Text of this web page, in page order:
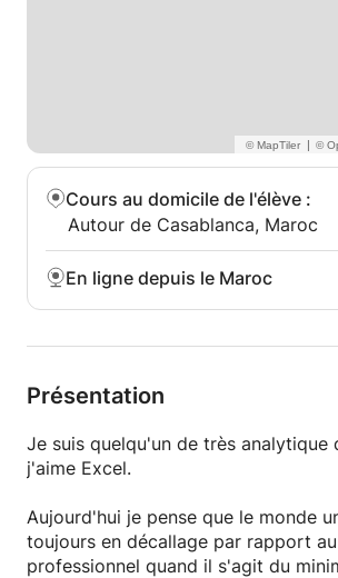
|
Cours au domicile de l'élève :
Autour de Casablanca, Maroc
En ligne depuis le Maroc
Présentation
Je suis quelqu'un de très analytique
j'aime Excel.
Aujourd'hui je pense que le monde
toujours en décallage par rapport
professionnel quand il s'agit du